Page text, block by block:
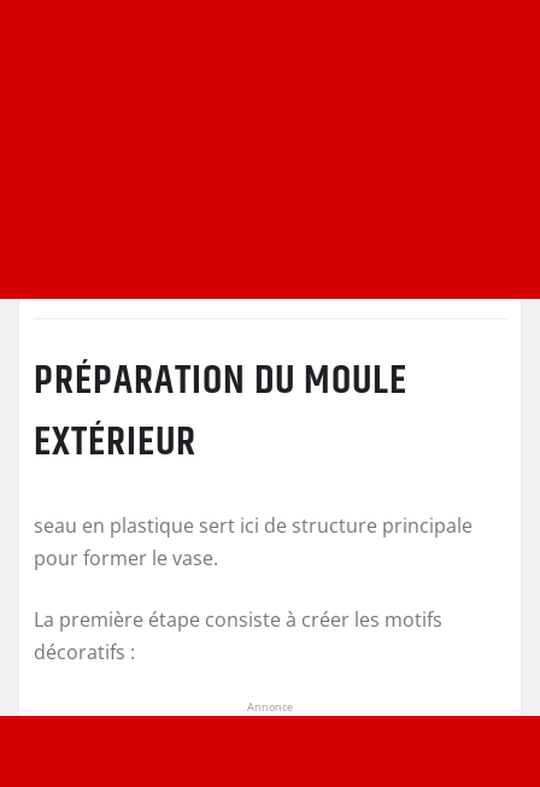
PRÉPARATION DU MOULE
EXTÉRIEUR
seau en plastique sert ici de structure principale
pour former le vase.
La première étape consiste à créer les motifs
décoratifs :
Annonce